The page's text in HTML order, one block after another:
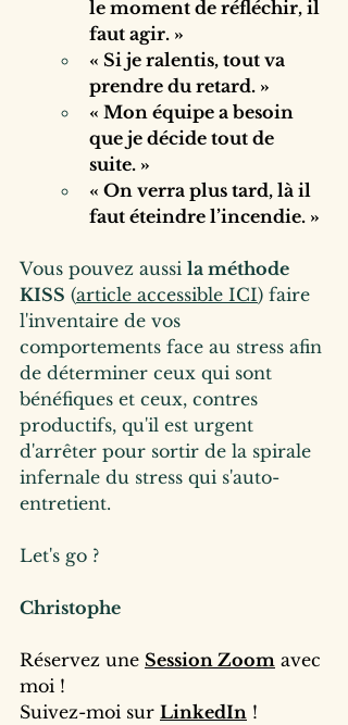
le moment de réfléchir, il
faut agir. »
« Si je ralentis, tout va
prendre du retard. »
« Mon équipe a besoin
que je décide tout de
suite. »
« On verra plus tard, là il
faut éteindre l’incendie. »
Vous pouvez aussi la méthode
KISS (article accessible ICI) faire
l'inventaire de vos
comportements face au stress afin
de déterminer ceux qui sont
bénéfiques et ceux, contres
productifs, qu'il est urgent
d'arrêter pour sortir de la spirale
infernale du stress qui s'auto-
entretient.
Let's go ?
Christophe
Réservez une Session Zoom avec
moi !
Suivez-moi sur LinkedIn !